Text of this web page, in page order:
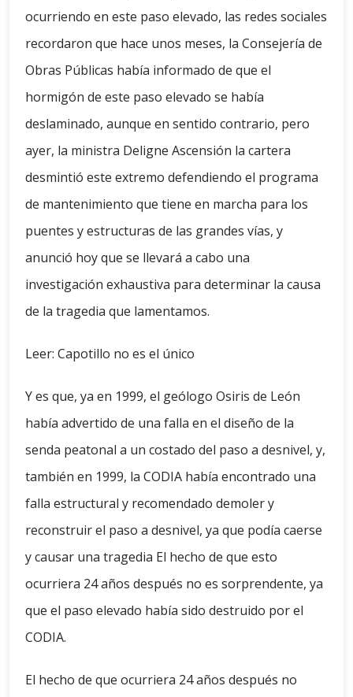
ocurriendo en este paso elevado, las redes sociales
recordaron que hace unos meses, la Consejería de
Obras Públicas había informado de que el
hormigón de este paso elevado se había
deslaminado, aunque en sentido contrario, pero
ayer, la ministra Deligne Ascensión la cartera
desmintió este extremo defendiendo el programa
de mantenimiento que tiene en marcha para los
puentes y estructuras de las grandes vías, y
anunció hoy que se llevará a cabo una
investigación exhaustiva para determinar la causa
de la tragedia que lamentamos.
Leer: Capotillo no es el único
Y es que, ya en 1999, el geólogo Osiris de León
había advertido de una falla en el diseño de la
senda peatonal a un costado del paso a desnivel, y,
también en 1999, la CODIA había encontrado una
falla estructural y recomendado demoler y
reconstruir el paso a desnivel, ya que podía caerse
y causar una tragedia El hecho de que esto
ocurriera 24 años después no es sorprendente, ya
que el paso elevado había sido destruido por el
CODIA.
El hecho de que ocurriera 24 años después no